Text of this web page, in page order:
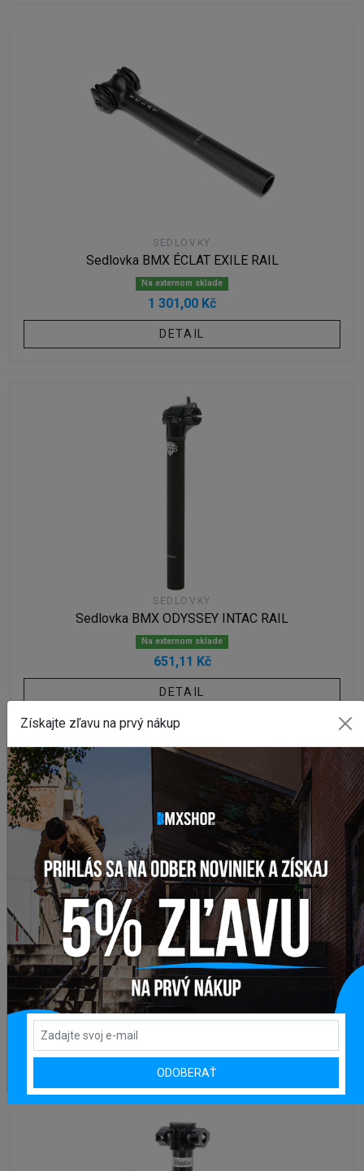
SEDLOVKY
Sedlovka BMX ÉCLAT EXILE RAIL
Na externom sklade
1 301,00 Kč
DETAIL
SEDLOVKY
Sedlovka BMX ODYSSEY INTAC RAIL
Na externom sklade
651,11 Kč
DETAIL
SEDLOVKY
Sedlovka BMX DEMOLITION PIVOTAL
Na externom sklade
od 907,88 Kč
DETAIL
Získajte zľavu na prvý nákup
ODOBERAŤ